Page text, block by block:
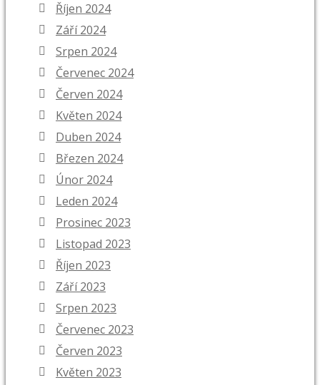
Říjen 2024
Září 2024
Srpen 2024
Červenec 2024
Červen 2024
Květen 2024
Duben 2024
Březen 2024
Únor 2024
Leden 2024
Prosinec 2023
Listopad 2023
Říjen 2023
Září 2023
Srpen 2023
Červenec 2023
Červen 2023
Květen 2023